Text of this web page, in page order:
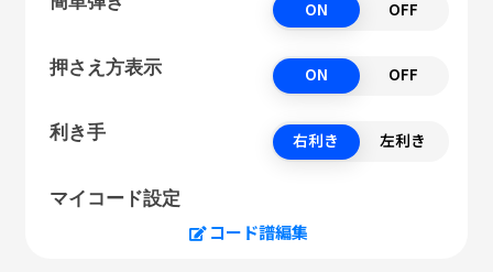
ON OFF
押さえ方表示 ON OFF
利き手 右利き 左利き
マイコード設定
コード譜編集